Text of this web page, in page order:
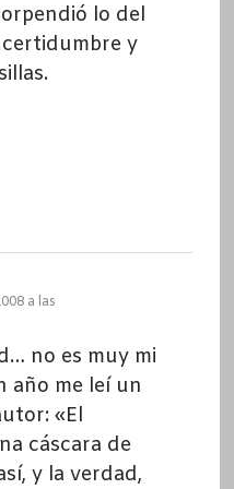
lo del
y
a las
no es muy mi
año me leí un
«El
cáscara de
y la verdad,